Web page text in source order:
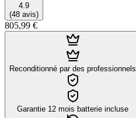
4.9
(48 avis)
805,99 €
Reconditionné par des professionnels
Garantie 12 mois batterie incluse